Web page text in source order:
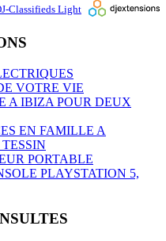
Classifieds Light
VOTRE VIE
A IBIZA POUR DEUX
EN FAMILLE A
PORTABLE
PLAYSTATION 5,